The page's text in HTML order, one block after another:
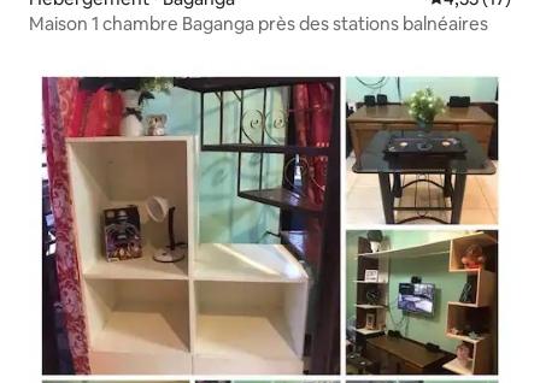
Maison 1 chambre Baganga près des stations balnéaires